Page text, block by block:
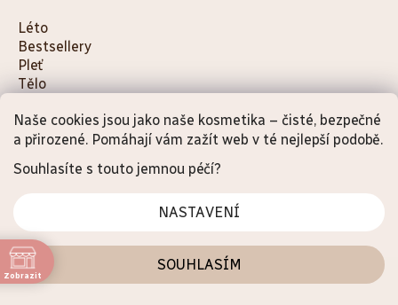
Naše cookies jsou jako naše kosmetika – čisté, bezpečné
a přirozené. Pomáhají vám zažít web v té nejlepší podobě.
Souhlasíte s touto jemnou péčí?
NASTAVENÍ
SOUHLASÍM
K
a
t
e
g
o
r
i
Léto
Bestsellery
Pleť
Tělo
Na cesty
Dárky
Doplňky
Vytvořil Shoptet Premium
Copyright 2026
. Všechna práva vyhrazena.
cookies
Zobrazit